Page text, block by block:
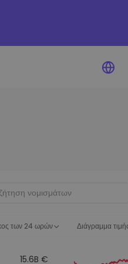
των 24 ωρών Διάγραμμα
15.6B €